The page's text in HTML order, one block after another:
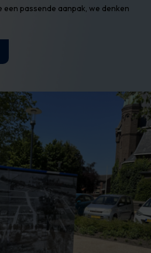
passende aanpak, we denken